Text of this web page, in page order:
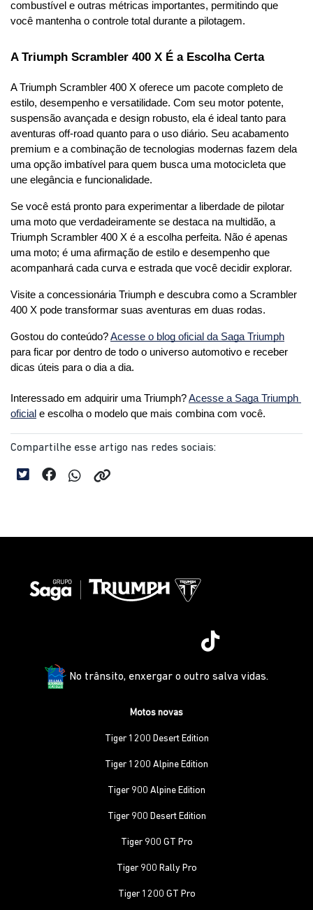
combustível e outras métricas importantes, permitindo que
você mantenha o controle total durante a pilotagem.
A Triumph Scrambler 400 X É a Escolha Certa
A Triumph Scrambler 400 X oferece um pacote completo de
estilo, desempenho e versatilidade. Com seu motor potente,
suspensão avançada e design robusto, ela é ideal tanto para
aventuras off-road quanto para o uso diário. Seu acabamento
premium e a combinação de tecnologias modernas fazem dela
uma opção imbatível para quem busca uma motocicleta que
une elegância e funcionalidade.
Se você está pronto para experimentar a liberdade de pilotar
uma moto que verdadeiramente se destaca na multidão, a
Triumph Scrambler 400 X é a escolha perfeita. Não é apenas
uma moto; é uma afirmação de estilo e desempenho que
acompanhará cada curva e estrada que você decidir explorar.
Visite a concessionária Triumph e descubra como a Scrambler
400 X pode transformar suas aventuras em duas rodas.
Gostou do conteúdo? Acesse o blog oficial da Saga Triumph
para ficar por dentro de todo o universo automotivo e receber
dicas úteis para o dia a dia.
Interessado em adquirir uma Triumph? Acesse a Saga Triumph
oficial e escolha o modelo que mais combina com você.
Compartilhe esse artigo nas redes sociais:
No trânsito, enxergar o outro salva vidas.
Motos novas
Tiger 1200 Desert Edition
Tiger 1200 Alpine Edition
Tiger 900 Alpine Edition
Tiger 900 Desert Edition
Tiger 900 GT Pro
Tiger 900 Rally Pro
Tiger 1200 GT Pro